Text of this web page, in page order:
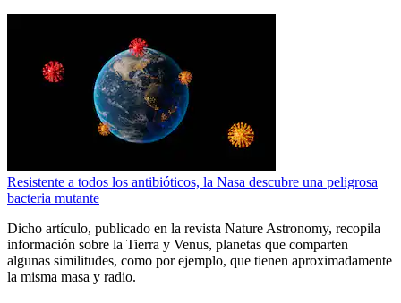
Resistente a todos los antibióticos, la Nasa descubre una peligrosa
bacteria mutante
Dicho artículo, publicado en la revista Nature Astronomy, recopila
información sobre la Tierra y Venus, planetas que comparten
algunas similitudes, como por ejemplo, que tienen aproximadamente
la misma masa y radio.